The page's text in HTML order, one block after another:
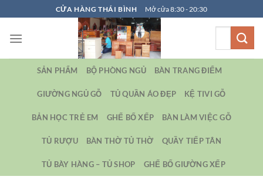
qua
nội
CỬA HÀNG THÁI BÌNH Mở cửa 8:30 - 20:30
SẢN PHẨM BỘ PHÒNG NGỦ BÀN TRANG ĐIỂM
GIƯỜNG NGỦ GỖ TỦ QUẦN ÁO ĐẸP KỆ TIVI GỖ
BẢN HỌC TRẺ EM GHẾ BỐ XẾP BÀN LÀM VIỆC GỖ
TỦ RƯỢU BÀN THỜ TỦ THỜ QUẦY TIẾP TÂN
TỦ BÀY HÀNG – TỦ SHOP GHẾ BỐ GIƯỜNG XẾP